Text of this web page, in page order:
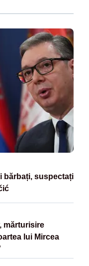
bărbați, suspectați
mărturisire
lui Mircea